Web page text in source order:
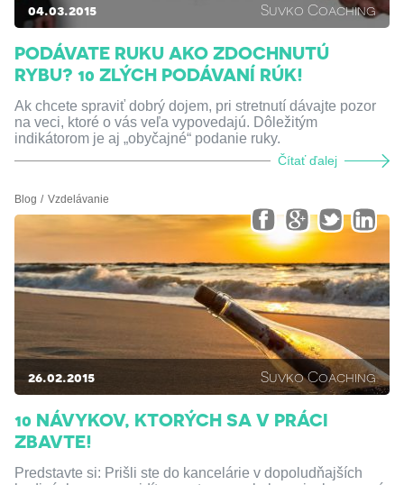
04.03.2015 Suvko Coaching
PODÁVATE RUKU AKO ZDOCHNUTÚ
RYBU? 10 ZLÝCH PODÁVANÍ RÚK!
Ak chcete spraviť dobrý dojem, pri stretnutí dávajte pozor
na veci, ktoré o vás veľa vypovedajú. Dôležitým
indikátorom je aj „obyčajné“ podanie ruky.
Čítať ďalej
Blog Vzdelávanie
26.02.2015 Suvko Coaching
10 NÁVYKOV, KTORÝCH SA V PRÁCI
ZBAVTE!
Predstavte si: Prišli ste do kancelárie v dopoludňajších